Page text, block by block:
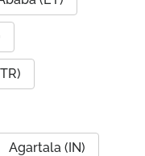
Agartala (IN)